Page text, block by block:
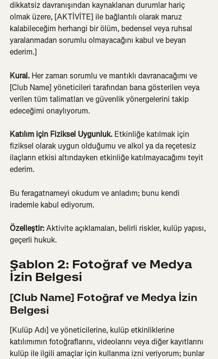
dikkatsiz davranışından kaynaklanan durumlar hariç
olmak üzere, [AKTİVİTE] ile bağlantılı olarak maruz
kalabileceğim herhangi bir ölüm, bedensel veya ruhsal
yaralanmadan sorumlu olmayacağını kabul ve beyan
ederim.]
Kural. Her zaman sorumlu ve mantıklı davranacağımı ve
[Club Name] yöneticileri tarafından bana gösterilen veya
verilen tüm talimatları ve güvenlik yönergelerini takip
edeceğimi onaylıyorum.
Katılım için Fiziksel Uygunluk. Etkinliğe katılmak için
fiziksel olarak uygun olduğumu ve alkol ya da reçetesiz
ilaçların etkisi altındayken etkinliğe katılmayacağımı teyit
ederim.
Bu feragatnameyi okudum ve anladım; bunu kendi
irademle kabul ediyorum.
Özelleştir: Aktivite açıklamaları, belirli riskler, kulüp yapısı,
geçerli hukuk.
Şablon 2: Fotoğraf ve Medya
İzin Belgesi
[Club Name] Fotoğraf ve Medya İzin
Belgesi
[Kulüp Adı] ve yöneticilerine, kulüp etkinliklerine
katılımımın fotoğraflarını, videolarını veya diğer kayıtlarını
kulüp ile ilgili amaçlar için kullanma izni veriyorum; bunlar